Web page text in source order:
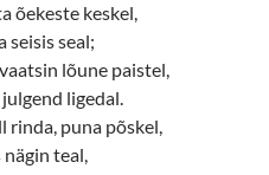
õekeste keskel,
seisis seal;
lõune paistel,
ligedal.
rinda, puna põskel,
teal,